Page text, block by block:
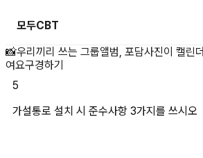
모두CBT
가설통로 설치 시 준
📸우리끼리 쓰는 그룹앨범, 포담사진이 캘린
여요구경하기
5
가설통로 설치 시 준수사항 3가지를 쓰시오